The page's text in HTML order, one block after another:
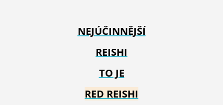
NEJÚČINNĚJŠÍ
REISHI
TO JE
RED REISHI